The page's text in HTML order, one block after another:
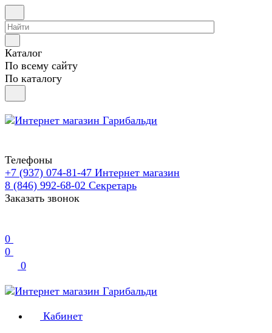
Каталог
По всему сайту
По каталогу
Телефоны
+7 (937) 074-81-47 Интернет магазин
8 (846) 992-68-02 Секретарь
Заказать звонок
0
0
0
Кабинет